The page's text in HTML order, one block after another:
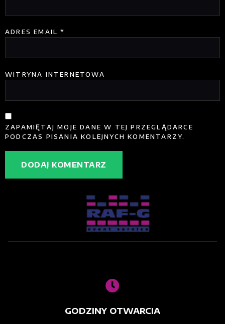
ADRES EMAIL*
WITRYNA INTERNETOWA
ZAPAMIĘTAJ MOJE DANE W TEJ PRZEGLĄDARCE
PODCZAS PISANIA KOLEJNYCH KOMENTARZY.
GODZINY OTWARCIA